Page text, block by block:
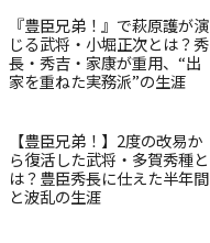
『豊臣兄弟！』で萩原護が演
じる武将・小堀正次とは？秀
長・秀吉・家康が重用、“出
家を重ねた実務派”の生涯
【豊臣兄弟！】2度の改易か
ら復活した武将・多賀秀種と
は？豊臣秀長に仕えた半年間
と波乱の生涯